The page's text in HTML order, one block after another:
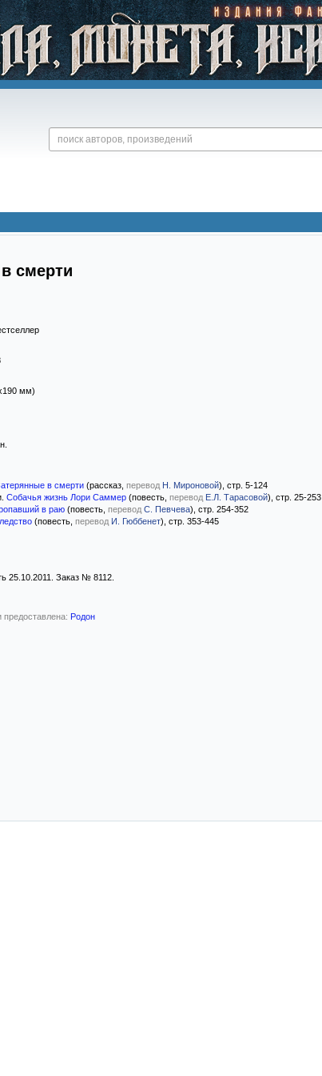
смерти
мм)
в смерти (рассказ, перевод Н. Мироновой), стр. 5-124
Собачья жизнь Лори Саммер (повесть, перевод Е.Л. Тарасовой), стр. 25-253
в раю (повесть, перевод С. Певчева), стр. 254-352
(повесть, перевод И. Гюббенет), стр. 353-445
25.10.2011. Заказ № 8112.
Родон